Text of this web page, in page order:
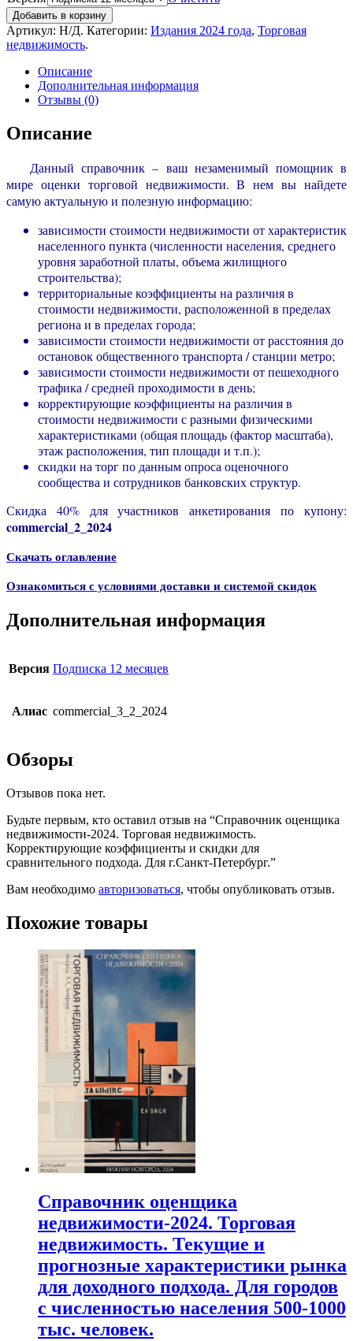
Добавить в корзину
Артикул: Н/Д. Категории: Издания 2024 года, Торговая
недвижимость.
Описание
Дополнительная информация
Отзывы (0)
Описание
Данный справочник – ваш незаменимый помощник в
мире оценки торговой недвижимости. В нем вы найдете
самую актуальную и полезную информацию:
зависимости стоимости недвижимости от характеристик
населенного пункта (численности населения, среднего
уровня заработной платы, объема жилищного
строительства);
территориальные коэффициенты на различия в
стоимости недвижимости, расположенной в пределах
региона и в пределах города;
зависимости стоимости недвижимости от расстояния до
остановок общественного транспорта / станции метро;
зависимости стоимости недвижимости от пешеходного
трафика / средней проходимости в день;
корректирующие коэффициенты на различия в
стоимости недвижимости с разными физическими
характеристиками (общая площадь (фактор масштаба),
этаж расположения, тип площади и т.п.);
скидки на торг по данным опроса оценочного
сообщества и сотрудников банковских структур.
Скидка 40% для участников анкетирования по купону:
commercial_2_2024
Скачать оглавление
Ознакомиться с условиями доставки и системой скидок
Дополнительная информация
Версия Подписка 12 месяцев
Алиас commercial_3_2_2024
Обзоры
Отзывов пока нет.
Будьте первым, кто оставил отзыв на “Справочник оценщика
недвижимости-2024. Торговая недвижимость.
Корректирующие коэффициенты и скидки для
сравнительного подхода. Для г.Санкт-Петербург.”
Вам необходимо авторизоваться, чтобы опубликовать отзыв.
Похожие товары
Справочник оценщика
недвижимости-2024. Торговая
недвижимость. Текущие и
прогнозные характеристики рынка
для доходного подхода. Для городов
с численностью населения 500-1000
тыс. человек.